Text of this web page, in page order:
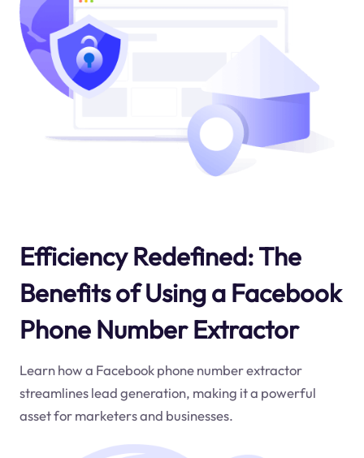
Efficiency Redefined: The
Benefits of Using a Facebook
Phone Number Extractor
Learn how a Facebook phone number extractor
streamlines lead generation, making it a powerful
asset for marketers and businesses.